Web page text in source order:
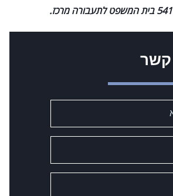
קשר